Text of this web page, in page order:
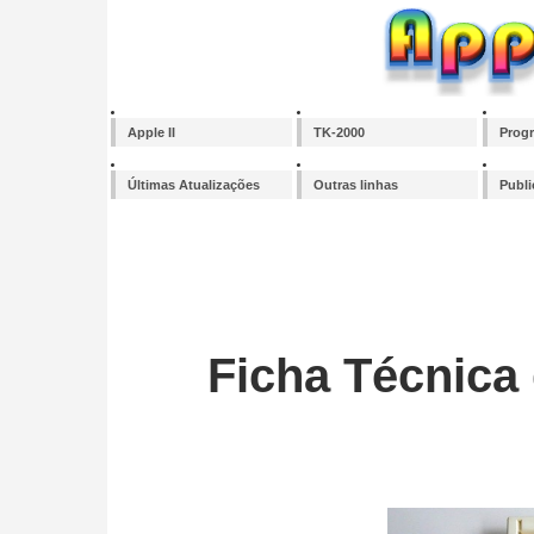
Apple II TK-2000
Últimas Atualizações Outras linhas
Ficha